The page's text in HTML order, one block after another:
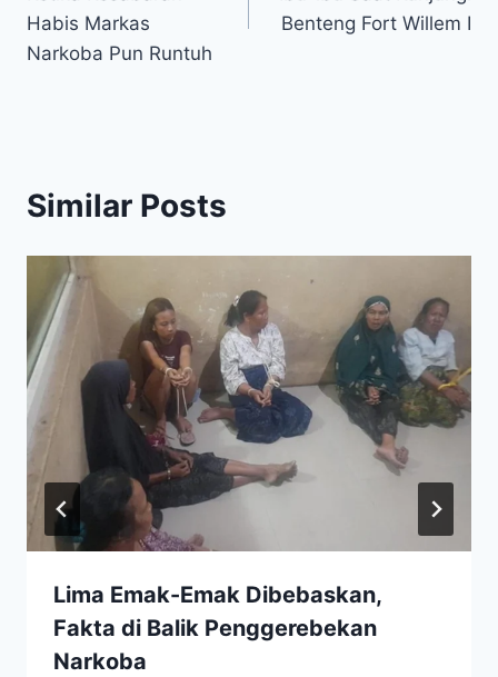
Habis Markas
Narkoba Pun Runtuh
Benteng Fort Willem I
Similar Posts
Lima Emak-Emak Dibebaskan,
Fakta di Balik Penggerebekan
Narkoba